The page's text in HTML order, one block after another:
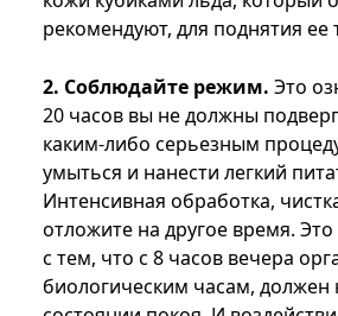
рекомендуют, для поднятия ее
2. Соблюдайте режим. Это
20 часов вы не должны
каким-либо серьезным
умыться и нанести легкий
Интенсивная обработка,
отложите на другое время.
с тем, что с 8 часов вечера
биологическим часам, должен